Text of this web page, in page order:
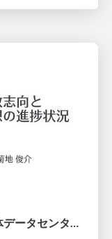
データセンターの分散志向と超個体データセンター構想の進捗状況